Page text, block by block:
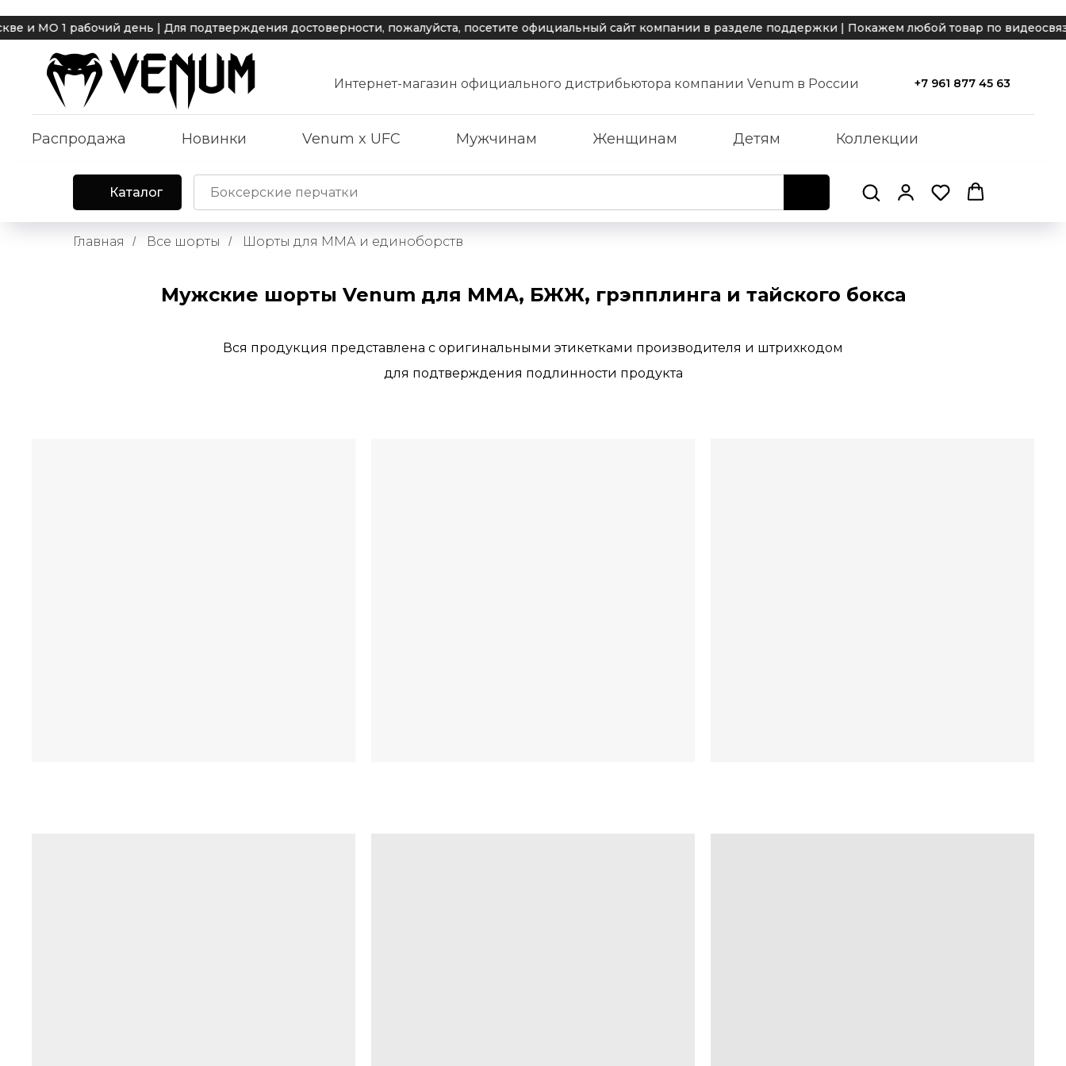
1 рабочий день | Для подтверждения достоверности, пожалуйста, посетите официальный сайт компании в разделе поддержки | Покажем любой товар по видеосвязи |
Интернет-магазин официального дистрибьютора компании Venum в России +7 961 877 45 63
Распродажа Новинки Venum x UFC Мужчинам Женщинам Детям Коллекции
Каталог
Главная / Все шорты / Шорты для ММА и единоборств
Мужские шорты Venum для ММА, БЖЖ, грэпплинга и тайского бокса
Вся продукция представлена с оригинальными этикетками производителя и штрихкодом
для подтверждения подлинности продукта